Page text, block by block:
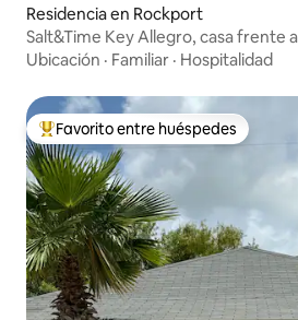
Residencia en Rockport
Salt&Time Key Allegro, casa frente
para 8 personas
Ubicación · Familiar · Hospitalidad
De los mejores en Favorito entre
Favorito entre huéspedes